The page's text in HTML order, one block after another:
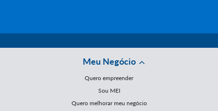
Meu Negócio
Quero empreender
Sou MEI
Quero melhorar meu negócio